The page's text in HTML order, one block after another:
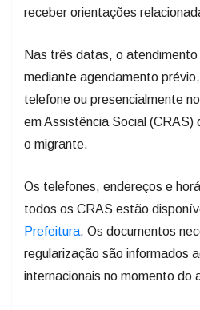
receber orientações
Nas três datas, o
mediante agendamento
telefone ou presencialmente
em Assistência Social (CRAS)
o migrante.
Os telefones, endereços e
todos os CRAS estão
Prefeitura. Os documentos
regularização são informados
internacionais no momento do